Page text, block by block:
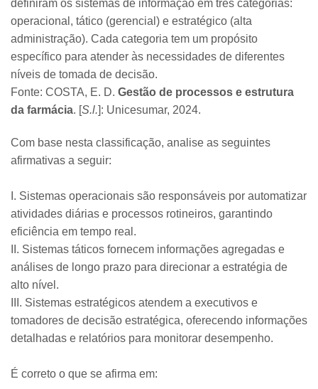
definiram os sistemas de informação em três categorias:
operacional, tático (gerencial) e estratégico (alta
administração). Cada categoria tem um propósito
específico para atender às necessidades de diferentes
níveis de tomada de decisão.
Fonte: ​COSTA, E. D. Gestão de processos e estrutura
da farmácia. [S.l.]: Unicesumar, 2024.
Com base nesta classificação, analise as seguintes
afirmativas a seguir:
I. Sistemas operacionais são responsáveis por automatizar
atividades diárias e processos rotineiros, garantindo
eficiência em tempo real.
II. Sistemas táticos fornecem informações agregadas e
análises de longo prazo para direcionar a estratégia de
alto nível.
III. Sistemas estratégicos atendem a executivos e
tomadores de decisão estratégica, oferecendo informações
detalhadas e relatórios para monitorar desempenho.
É correto o que se afirma em: